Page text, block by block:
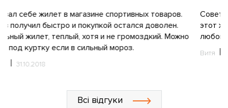
Советую всем любителям активного отдыха приобрести
этот жилет. Отличная и незаменимая вещь, пригодится в
любой ситуации.
Витя
Всі відгуки